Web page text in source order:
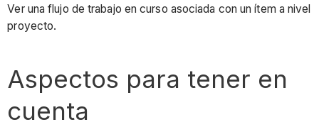
Ver una flujo de trabajo en curso asociada con un ítem a nivel
proyecto.
Aspectos para tener en
cuenta